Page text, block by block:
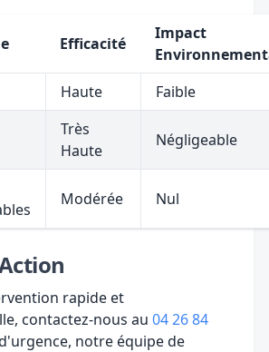
Efficacité
Impact
Haute Faible
Très
Haute
Négligeable
Modérée Nul
rapide et
contactez-nous au 04 26 84
notre équipe de